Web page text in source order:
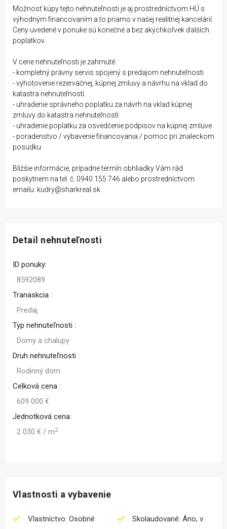
Možnosť kúpy tejto nehnuteľnosti je aj prostredníctvom HÚ s
výhodným financovaním a to priamo v našej realitnej kancelárií.
Ceny uvedené v ponuke sú konečné a bez akýchkoľvek ďalších
poplatkov.
V cene nehnuteľnosti je zahrnuté:
- kompletný právny servis spojený s predajom nehnuteľnosti
- vyhotovenie rezervačnej, kúpnej zmluvy a návrhu na vklad do
katastra nehnuteľností.
- uhradenie správneho poplatku za návrh na vklad kúpnej
zmluvy do katastra nehnuteľností
- uhradenie poplatku za osvedčenie podpisov na kúpnej zmluve
- poradenstvo / vybavenie financovania / pomoc pri znaleckom
posudku
Bližšie informácie, prípadne termín obhliadky Vám rád
poskytnem na tel. č. 0940 155 746 alebo prostredníctvom
emailu: kudry@sharkreal.sk
Detail nehnuteľnosti
ID ponuky:
8592089
Tranaskcia :
Predaj
Typ nehnuteľnosti :
Domy a chalupy
Druh nehnuteľnosti :
Rodinný dom
Celková cena :
609 000 €
Jednotková cena:
2 030 € / m2
Vlastnosti a vybavenie
Vlastníctvo: Osobné
Skolaudované: Áno, v